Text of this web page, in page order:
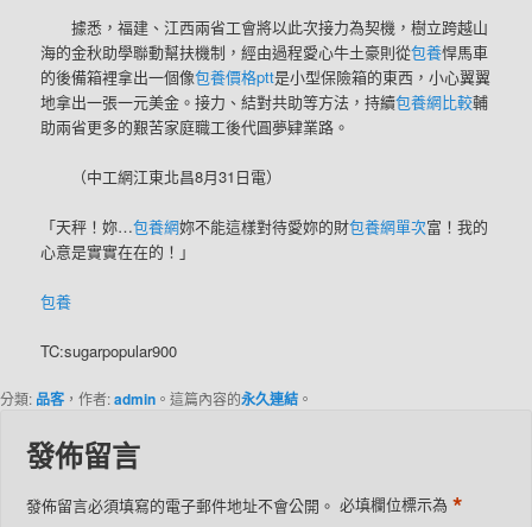
據悉，福建、江西兩省工會將以此次接力為契機，樹立跨越山
海的金秋助學聯動幫扶機制，經由過程愛心牛土豪則從包養悍馬車
的後備箱裡拿出一個像包養價格ptt是小型保險箱的東西，小心翼翼
地拿出一張一元美金。接力、結對共助等方法，持續包養網比較輔
助兩省更多的艱苦家庭職工後代圓夢肄業路。
（中工網江東北昌8月31日電）
「天秤！妳…包養網妳不能這樣對待愛妳的財包養網單次富！我的
心意是實實在在的！」
包養
TC:sugarpopular900
分類: 品客 ，作者:admin 。這篇內容的永久連結 。
發佈留言
發佈留言必須填寫的電子郵件地址不會公開。 必填欄位標示為*